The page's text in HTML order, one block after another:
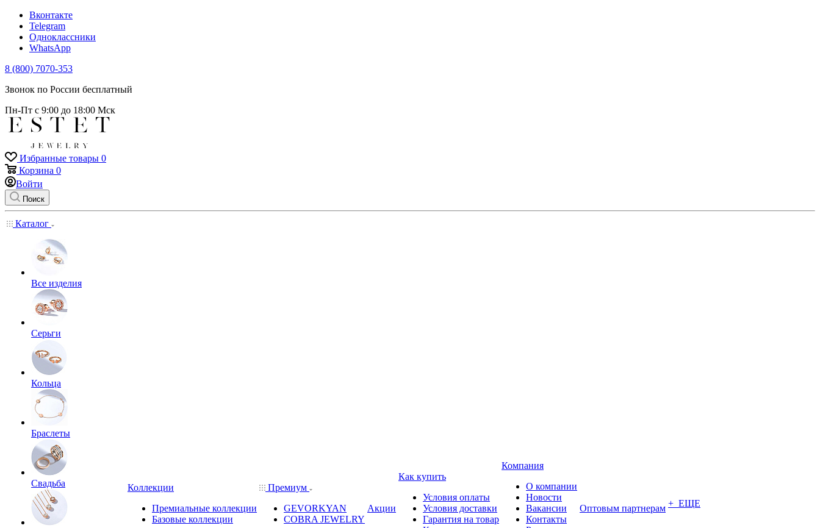
Вконтакте
Telegram
Одноклассники
WhatsApp
8 (800) 7070-353
Звонок по России бесплатный
Пн-Пт с 9:00 до 18:00 Мск
Избранные товары 0
Корзина 0
Войти
Поиск
Каталог
Все изделия
Серьги
Кольца
Браслеты
Свадьба
Коллекции
Премиальные коллекции
Базовые коллекции
Премиум
GEVORKYAN
COBRA JEWELRY
Акции
Как купить
Условия оплаты
Условия доставки
Гарантия на товар
Компания
О компании
Новости
Вакансии
Контакты
Оптовым партнерам + ЕЩЕ